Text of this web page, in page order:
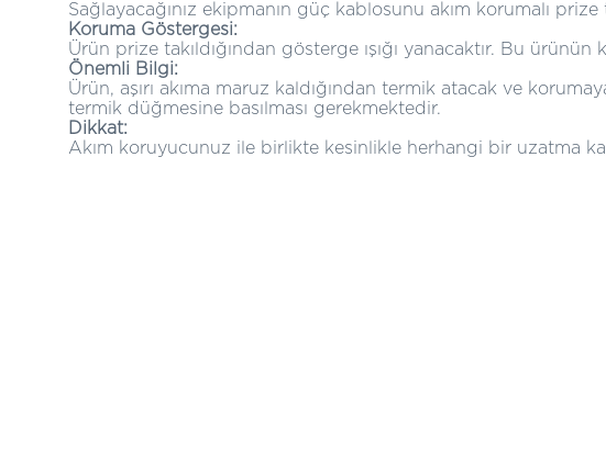
Sağlayacağınız ekipmanın güç kablosunu akım korumalı prize
Koruma Göstergesi:
Ürün prize takıldığından gösterge ışığı yanacaktır. Bu
Önemli Bilgi:
Ürün, aşırı akıma maruz kaldığından termik atacak ve
termik düğmesine basılması gerekmektedir.
Dikkat:
Akım koruyucunuz ile birlikte kesinlikle herhangi bir uzatma